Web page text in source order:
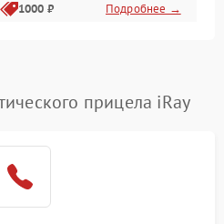
1000 ₽ Подробнее →
1000 ₽
прицела iRay